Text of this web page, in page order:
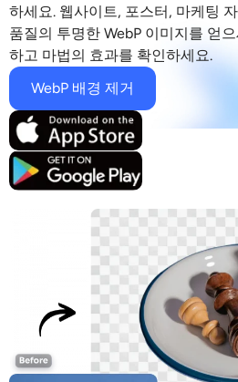
비디오 효과
AI 키스 생성기
AI 포옹 생성기
AI 댄스 생성기
지원되는 AI 모델
Kling 2.6 Motion
Kling 2.6 Pro
Wan 2.5
이미지 변환
텍스트를 이미지로
지원되는 AI 모델
Seedream 5.0 프로
나노 바나나 플럭스 Kontext
AI 도구
사진 편집 및 제작 도구
사진 인핸서
개체 제거기
워터마크 리무버
배경 제거제
가격
하세요. 웹사이트, 포스터, 마케팅
품질의 투명한 WebP 이미지를 얻
하고 마법의 효과를 확인하세요.
WebP 배경 제거